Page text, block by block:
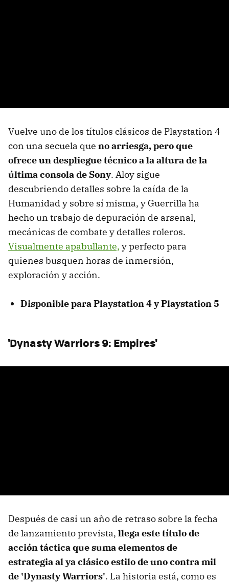
Vuelve uno de los títulos clásicos de Playstation 4
con una secuela que no arriesga, pero que
ofrece un despliegue técnico a la altura de la
última consola de Sony. Aloy sigue
descubriendo detalles sobre la caída de la
Humanidad y sobre sí misma, y Guerrilla ha
hecho un trabajo de depuración de arsenal,
mecánicas de combate y detalles roleros.
Visualmente apabullante, y perfecto para
quienes busquen horas de inmersión,
exploración y acción.
Disponible para Playstation 4 y Playstation 5
'Dynasty Warriors 9: Empires'
Después de casi un año de retraso sobre la fecha
de lanzamiento prevista, llega este título de
acción táctica que suma elementos de
estrategia al ya clásico estilo de uno contra mil
de 'Dynasty Warriors'. La historia está, como es